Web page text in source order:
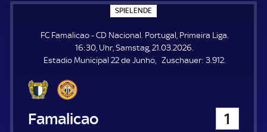
SPIELENDE
P
E
L
E
N
FC Famalicao - CD Nacional. Portugal, Primeira Liga.
16:30, Uhr, Samstag, 21.03.2026.
Estadio Municipal 22 de Junho
Zuschauer: Z
3.912.
FC Famalicao 1